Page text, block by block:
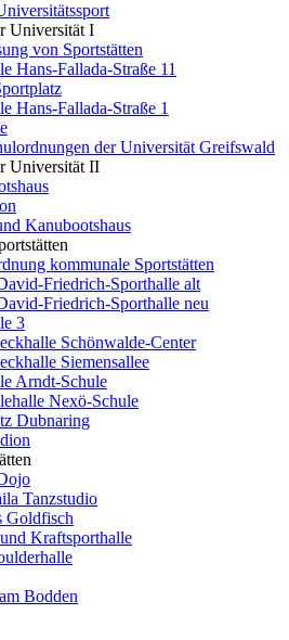
Universität I
von Sportstätten
Hans-Fallada-Straße 11
Hans-Fallada-Straße 1
der Universität Greifswald
Universität II
Kanubootshaus
kommunale Sportstätten
Friedrich-Sporthalle alt
Friedrich-Sporthalle neu
3
Schönwalde-Center
Siemensallee
Arndt-Schule
Nexö-Schule
Dubnaring
Tanzstudio
Goldfisch
Kraftsporthalle
Bodden